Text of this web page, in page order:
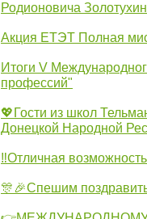
Родионовича
Акция ЕТЭТ Полная
Итоги V
профессий"
💖Гости из школ
Донецкой Народной
‼Отличная
🎊🎉Спешим